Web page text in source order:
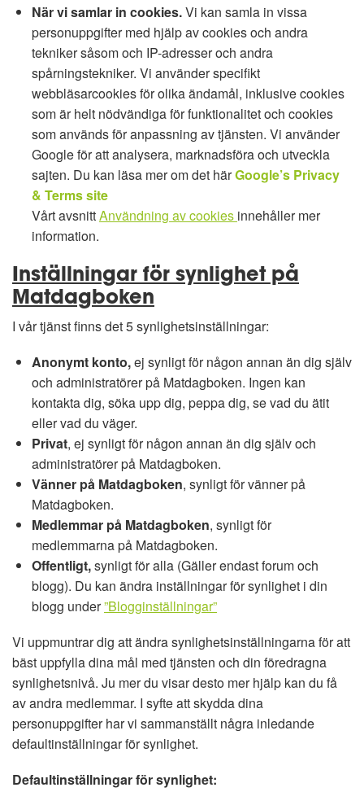
När vi samlar in cookies.Vi kan samla in vissa
personuppgifter med hjälp av cookies och andra
tekniker såsom och IP-adresser och andra
spårningstekniker. Vi använder specifikt
webbläsarcookies för olika ändamål, inklusive cookies
som är helt nödvändiga för funktionalitet och cookies
som används för anpassning av tjänsten. Vi använder
Google för att analysera, marknadsföra och utveckla
sajten. Du kan läsa mer om det härGoogle’s Privacy
& Terms site
Vårt avsnittAnvändning av cookies innehåller mer
information.
Inställningar för synlighet på
Matdagboken
I vår tjänst finns det 5 synlighetsinställningar:
Anonymt konto,ej synligt för någon annan än dig själv
och administratörer på Matdagboken. Ingen kan
kontakta dig, söka upp dig, peppa dig, se vad du ätit
eller vad du väger.
Privat, ej synligt för någon annan än dig själv och
administratörer på Matdagboken.
Vänner på Matdagboken, synligt för vänner på
Matdagboken.
Medlemmar på Matdagboken, synligt för
medlemmarna på Matdagboken.
Offentligt,synligt för alla (Gäller endast forum och
blogg). Du kan ändra inställningar för synlighet i din
blogg under”Blogginställningar”
Vi uppmuntrar dig att ändra synlighetsinställningarna för att
bäst uppfylla dina mål med tjänsten och din föredragna
synlighetsnivå. Ju mer du visar desto mer hjälp kan du få
av andra medlemmar. I syfte att skydda dina
personuppgifter har vi sammanställt några inledande
defaultinställningar för synlighet.
Defaultinställningar för synlighet: